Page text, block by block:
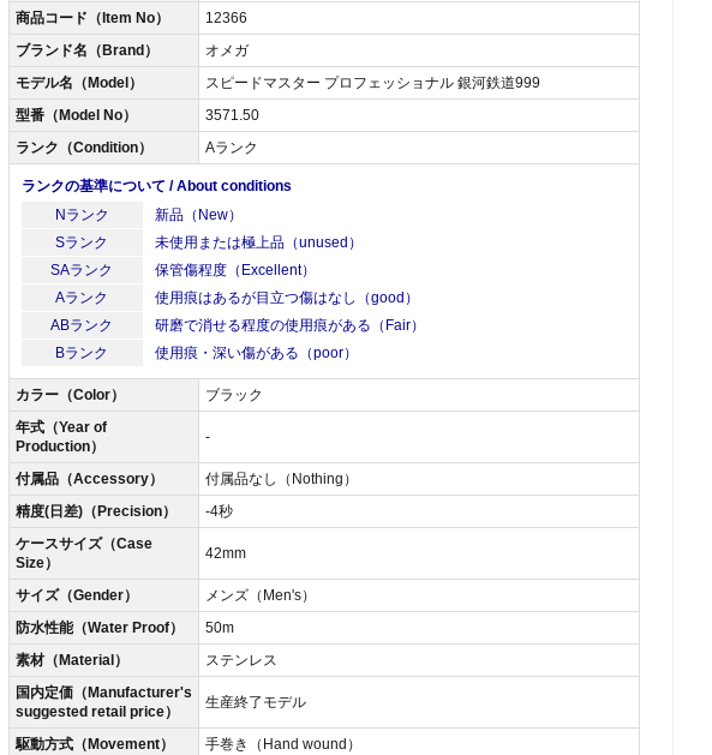
商品コード（Item No）
12366
ブランド名（Brand）
オメガ
モデル名（Model）
スピードマスター プロフェッショナル 銀河鉄道999
型番（Model No）
3571.50
ランク（Condition）
Aランク
ランクの基準について / About conditions
Nランク
新品（New）
Sランク
未使用または極上品（unused）
SAランク
保管傷程度（Excellent）
Aランク
使用痕はあるが目立つ傷はなし（good）
ABランク
研磨で消せる程度の使用痕がある（Fair）
Bランク
使用痕・深い傷がある（poor）
カラー（Color）
ブラック
年式（Year of
Production）
-
付属品（Accessory）
付属品なし（Nothing）
精度(日差)（Precision）
-4秒
ケースサイズ（Case
Size）
42mm
サイズ（Gender）
メンズ（Men's）
防水性能（Water Proof）
50m
素材（Material）
ステンレス
国内定価（Manufacturer's
suggested retail price）
生産終了モデル
駆動方式（Movement）
手巻き（Hand wound）